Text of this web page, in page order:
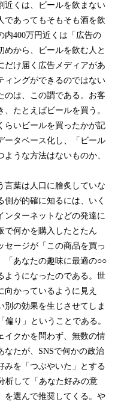
近くは、ビールを飲まない
であってもそもそも酒を飲
内400万円近くは「広告の
めから、ビールを飲む人と
だけ届く広告メディアがあ
ィングができるのではない
のは、この謂である。お客
たとえばビールを買う。
らいビールを買ったかが記
ータベース化し、「ビール
うな方法はないものか、
葉は人口に膾炙していな
が的確に知るには、いく
ンターネットなどの発達に
で何かを購入したとたん
セージが「この商品を買っ
「あなたの趣味に最適の○○
ようになったのである。世
かっているように見え
別の効果を生じさせてしま
り」ということである。
クかを問わず、無数の情
なたが、SNSで何かの政治
みを「つぶやいた」とする
析して「あなた好みの意
を選んで推奨してくる。や